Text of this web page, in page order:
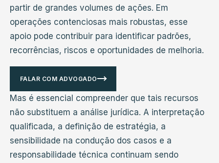
partir de grandes volumes de ações. Em
operações contenciosas mais robustas, esse
apoio pode contribuir para identificar padrões,
recorrências, riscos e oportunidades de melhoria.
FALAR COM ADVOGADO
Mas é essencial compreender que tais recursos
não substituem a análise jurídica. A interpretação
qualificada, a definição de estratégia, a
sensibilidade na condução dos casos e a
responsabilidade técnica continuam sendo